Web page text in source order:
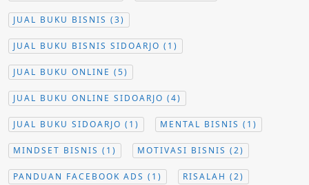
JUAL BUKU BISNIS (3)
JUAL BUKU BISNIS SIDOARJO (1)
JUAL BUKU ONLINE (5)
JUAL BUKU ONLINE SIDOARJO (4)
JUAL BUKU SIDOARJO (1) MENTAL BISNIS (1)
MINDSET BISNIS (1) MOTIVASI BISNIS (2)
PANDUAN FACEBOOK ADS (1) RISALAH (2)